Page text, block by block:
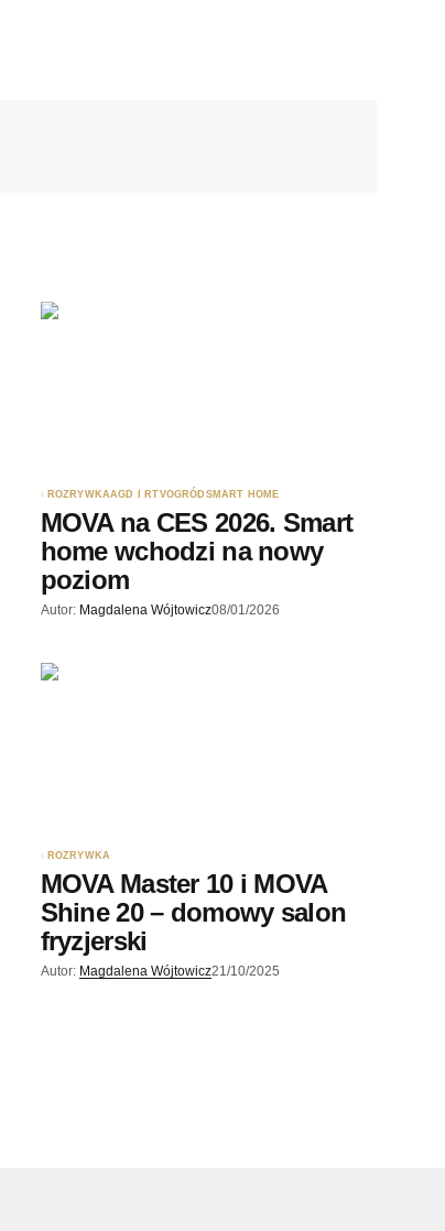
ROZRYWKAAGD I RTVOGRÓD SMART HOME
MOVA na CES 2026. Smart
home wchodzi na nowy
poziom
Autor: Magdalena Wójtowicz08/01/2026
ROZRYWKA
MOVA Master 10 i MOVA
Shine 20 – domowy salon
fryzjerski
Autor: Magdalena Wójtowicz21/10/2025